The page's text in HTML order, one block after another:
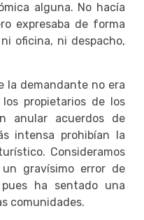
alguna. No hacía
expresaba de forma
oficina, ni despacho,
la demandante no era
propietarios de los
anular acuerdos de
intensa prohibían la
Consideramos
gravísimo error de
ha sentado una
comunidades.